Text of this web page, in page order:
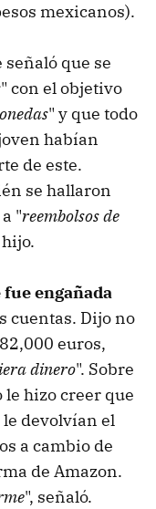
mexicanos).
que se
" con el objetivo
" y que todo
habían
de este.
se hallaron
"reembolsos de
fue engañada
cuentas. Dijo no
euros,
dinero". Sobre
hizo creer que
devolvían el
a cambio de
de Amazon.
", señaló.